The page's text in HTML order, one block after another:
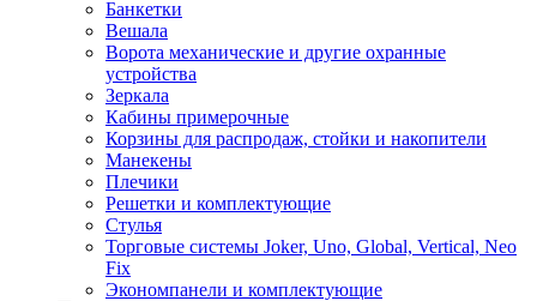
Банкетки
Вешала
Ворота механические и другие охранные
устройства
Зеркала
Кабины примерочные
Корзины для распродаж, стойки и накопители
Манекены
Плечики
Решетки и комплектующие
Стулья
Торговые системы Joker, Uno, Global, Vertical, Neo
Fix
Экономпанели и комплектующие